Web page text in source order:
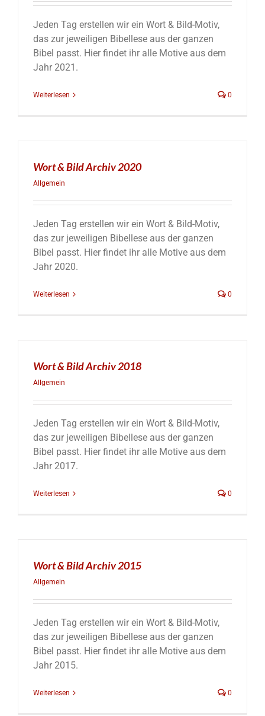
Jeden Tag erstellen wir ein Wort & Bild-Motiv,
das zur jeweiligen Bibellese aus der ganzen
Bibel passt. Hier findet ihr alle Motive aus dem
Jahr 2021.
Weiterlesen 0
Wort & Bild Archiv 2020
Allgemein
Jeden Tag erstellen wir ein Wort & Bild-Motiv,
das zur jeweiligen Bibellese aus der ganzen
Bibel passt. Hier findet ihr alle Motive aus dem
Jahr 2020.
Weiterlesen 0
Wort & Bild Archiv 2018
Allgemein
Jeden Tag erstellen wir ein Wort & Bild-Motiv,
das zur jeweiligen Bibellese aus der ganzen
Bibel passt. Hier findet ihr alle Motive aus dem
Jahr 2017.
Weiterlesen 0
Wort & Bild Archiv 2015
Allgemein
Jeden Tag erstellen wir ein Wort & Bild-Motiv,
das zur jeweiligen Bibellese aus der ganzen
Bibel passt. Hier findet ihr alle Motive aus dem
Jahr 2015.
Weiterlesen 0